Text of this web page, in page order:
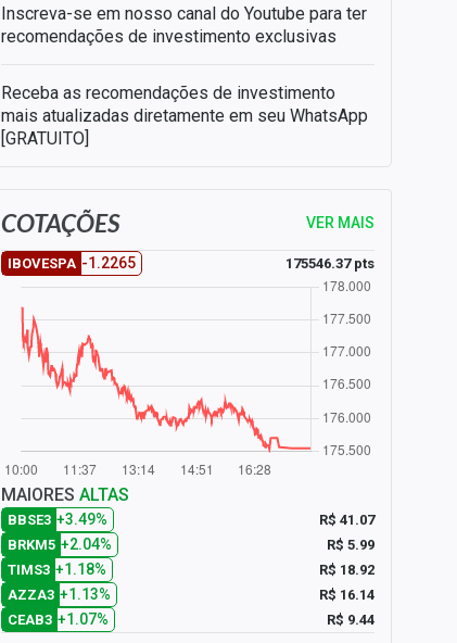
Inscreva-se em nosso canal do Youtube para ter
recomendações de investimento exclusivas
Receba as recomendações de investimento
mais atualizadas diretamente em seu WhatsApp
[GRATUITO]
COTAÇÕES VER MAIS
IBOVESPA -1.2265 175546.37 pts
MAIORES ALTAS
BBSE3 +3.49%
R$ 41.07
BRKM5 +2.04%
R$ 5.99
TIMS3 +1.18%
R$ 18.92
AZZA3 +1.13%
R$ 16.14
CEAB3 +1.07% R$ 9.44